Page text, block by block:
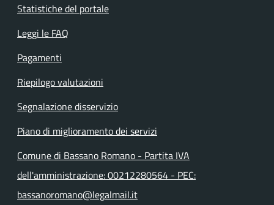
Statistiche del portale
Leggi le FAQ
Pagamenti
Riepilogo valutazioni
Segnalazione disservizio
Piano di miglioramento dei servizi
Comune di Bassano Romano - Partita IVA
dell'amministrazione: 00212280564 - PEC:
bassanoromano@legalmail.it